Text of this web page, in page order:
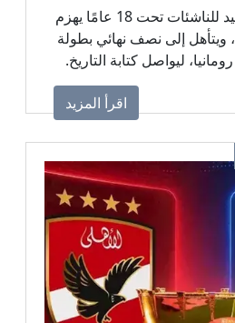
منتخب مصر لكرة اليد للناشئات تحت 18 عامًا يهزم
الصين بنتيجة 30-29، ويتأهل إلى نصف نهائي بطولة
ليواصل كتابة التاريخ.
اقرأ المزيد